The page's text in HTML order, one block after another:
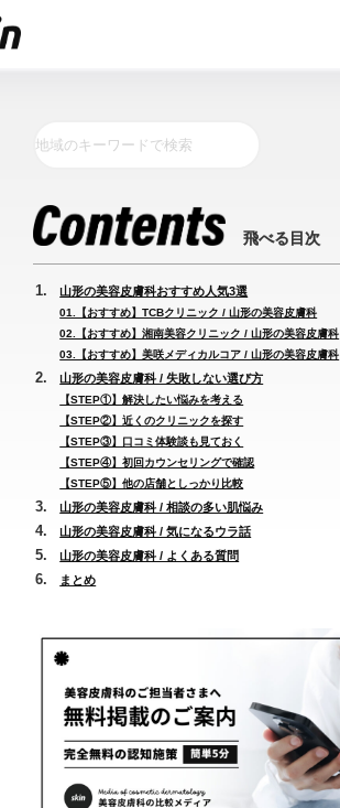
山形の美容皮膚科おすすめ人気3選
01.【おすすめ】TCBクリニック / 山形の美容皮膚科
02.【おすすめ】湘南美容クリニック / 山形の美容皮膚科
03.【おすすめ】美咲メディカルコア / 山形の美容皮膚科
山形の美容皮膚科 / 失敗しない選び方
【STEP①】解決したい悩みを考える
【STEP②】近くのクリニックを探す
【STEP③】口コミ体験談も見ておく
【STEP④】初回カウンセリングで確認
【STEP⑤】他の店舗としっかり比較
山形の美容皮膚科 / 相談の多い肌悩み
山形の美容皮膚科 / 気になるウラ話
山形の美容皮膚科 / よくある質問
まとめ